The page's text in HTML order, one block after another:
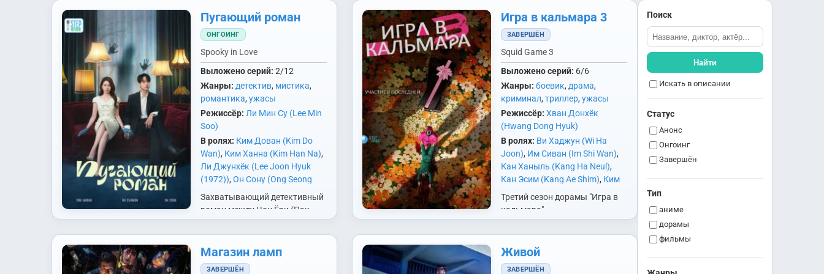
Пугающий роман
ОНГОИНГ
Spooky in Love
Выложено серий: 2/12
Жанры: детектив, мистика,
романтика, ужасы
Режиссёр: Ли Мин Су (Lee Min
Soo)
В ролях: Ким Дован (Kim Do
Wan), Ким Ханна (Kim Han Na),
Ли Джунхёк (Lee Joon Hyuk
(1972)), Он Сону (Ong Seong
Wu)
Пак Ынбин (Park Eun Bin),
Пэк Дживон (Baek Ji Won)
Хеджу (Jo Hye Joo),Ян Седжон
Захватывающий детективный
роман между Чон Ёри (Пак
из ведущих корейских
конгломератов и генеральным
директором отеля, которая
Игра в кальмара 3
ЗАВЕРШЁН
Squid Game 3
Выложено серий: 6/6
Жанры: боевик, драма,
криминал, триллер, ужасы
Режиссёр: Хван Донхёк
(Hwang Dong Hyuk)
В ролях: Ви Хаджун (Wi Ha
Joon), Им Сиван (Im Shi Wan),
Кан Ханыль (Kang Ha Neul),
Кан Эсим (Kang Ae Shim), Ким
Бёнчхоль (Kim Byung Chul)
Бёнхон (Lee Byung Hun)
Ли
Гюхве (Lee Kyu Hoe),Ли
Дэвид (Lee David)
Sung Woo), Ли Сук (Lee Suk)
Третий сезон дорамы "Игра в
кальмара".
Магазин ламп
ЗАВЕРШЁН
Живой
ЗАВЕРШЁН
Поиск
Найти
Искать в описании
Статус
Анонс
Онгоинг
Завершён
Тип
аниме
дорамы
фильмы